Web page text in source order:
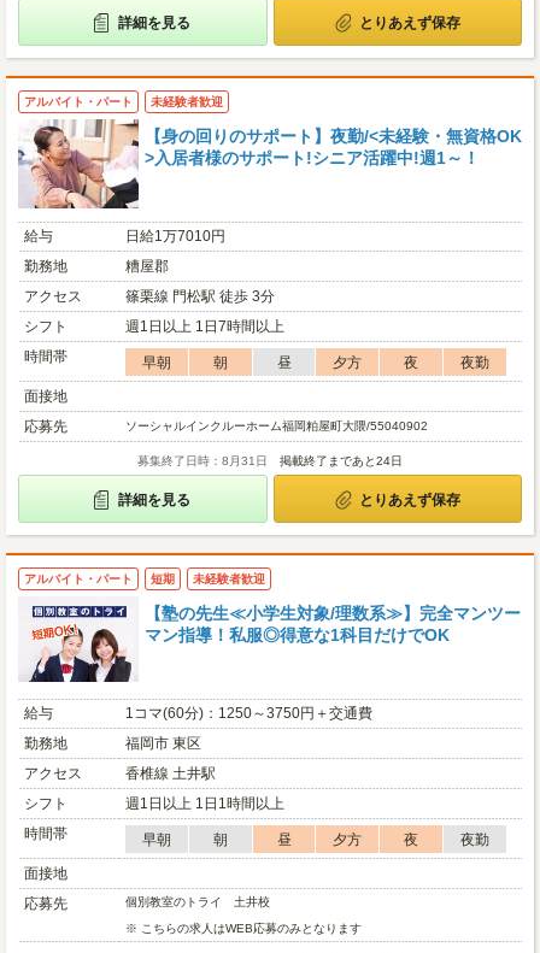
詳細を見る とりあえず保存
アルバイト・パート 未経験者歓迎
【身の回りのサポート】夜勤/<未経験・無資格OK
>入居者様のサポート!シニア活躍中!週1～！
給与
日給1万7010円
勤務地
糟屋郡
アクセス
篠栗線 門松駅 徒歩 3分
シフト
週1日以上 1日7時間以上
時間帯
早朝 朝 昼 夕方 夜
夜勤
面接地
応募先
ソーシャルインクルーホーム福岡粕屋町大隈/55040902
募集終了日時：8月31日 掲載終了まであと24日
詳細を見る とりあえず保存
アルバイト・パート 短期 未経験者歓迎
【塾の先生≪小学生対象/理数系≫】完全マンツー
マン指導！私服◎得意な1科目だけでOK
給与
1コマ(60分)：1250～3750円＋交通費
勤務地
福岡市 東区
アクセス
香椎線 土井駅
シフト
週1日以上 1日1時間以上
時間帯
早朝 朝 昼 夕方 夜
夜勤
面接地
応募先
個別教室のトライ 土井校
※ こちらの求人はWEB応募のみとなります